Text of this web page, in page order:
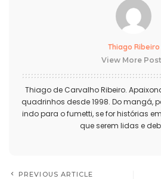
Thiago Ribeiro
View More
Thiago de Carvalho Ribeiro.
quadrinhos desde 1998. Do mangá,
indo para o fumetti, se for histórias
que serem lidas e
PREVIOUS ARTICLE